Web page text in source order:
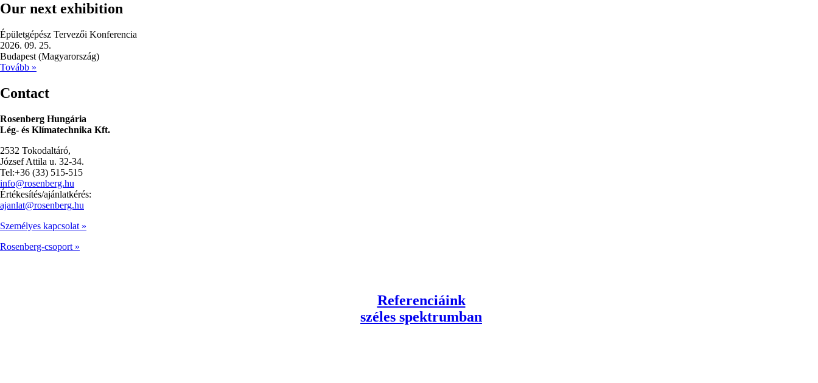
Our next exhibition
Épületgépész Tervezői Konferencia
2026. 09. 25.
Budapest (Magyarország)
Tovább »
Contact
Rosenberg Hungária
Lég- és Klímatechnika Kft.
2532 Tokodaltáró,
József Attila u. 32-34.
Tel:+36 (33) 515-515
info@rosenberg.hu
Értékesítés/ajánlatkérés:
ajanlat@rosenberg.hu
Személyes kapcsolat »
Rosenberg-csoport »
Referenciáink
széles spektrumban